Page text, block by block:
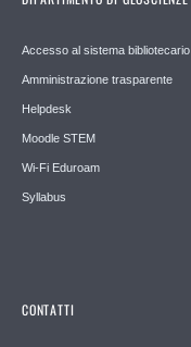
Accesso al sistema bibliotecario
Amministrazione trasparente
Helpdesk
Moodle STEM
Wi-Fi Eduroam
Syllabus
CONTATTI